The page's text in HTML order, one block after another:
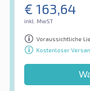
€ 163,64
inkl. MwST
Voraussichtliche
Kostenloser